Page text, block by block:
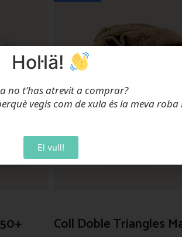
Coll Doble Triangles
Hol·lä!
no t’has atrevit a comprar?
vegis com de xula és la meva roba
El vull!